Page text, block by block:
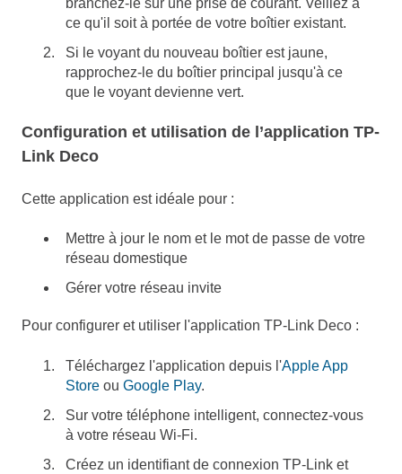
branchez-le sur une prise de courant. Veillez à
ce qu'il soit à portée de votre boîtier existant.
Si le voyant du nouveau boîtier est jaune,
rapprochez-le du boîtier principal jusqu'à ce
que le voyant devienne vert.
Configuration et utilisation de l’application TP-
Link Deco
Cette application est idéale pour :
Mettre à jour le nom et le mot de passe de votre
réseau domestique
Gérer votre réseau invite
Pour configurer et utiliser l'application TP-Link Deco :
Téléchargez l'application depuis l'Apple App
Store ou Google Play.
Sur votre téléphone intelligent, connectez-vous
à votre réseau Wi-Fi.
Créez un identifiant de connexion TP-Link et